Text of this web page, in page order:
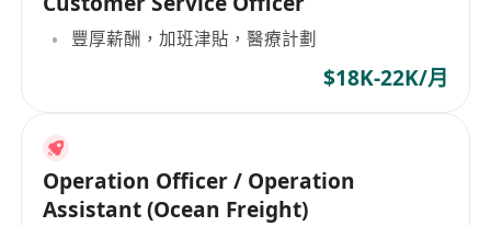
豐厚薪酬，加班津貼，醫療計劃
$18K-22K/月
Operation Officer / Operation
Assistant (Ocean Freight)